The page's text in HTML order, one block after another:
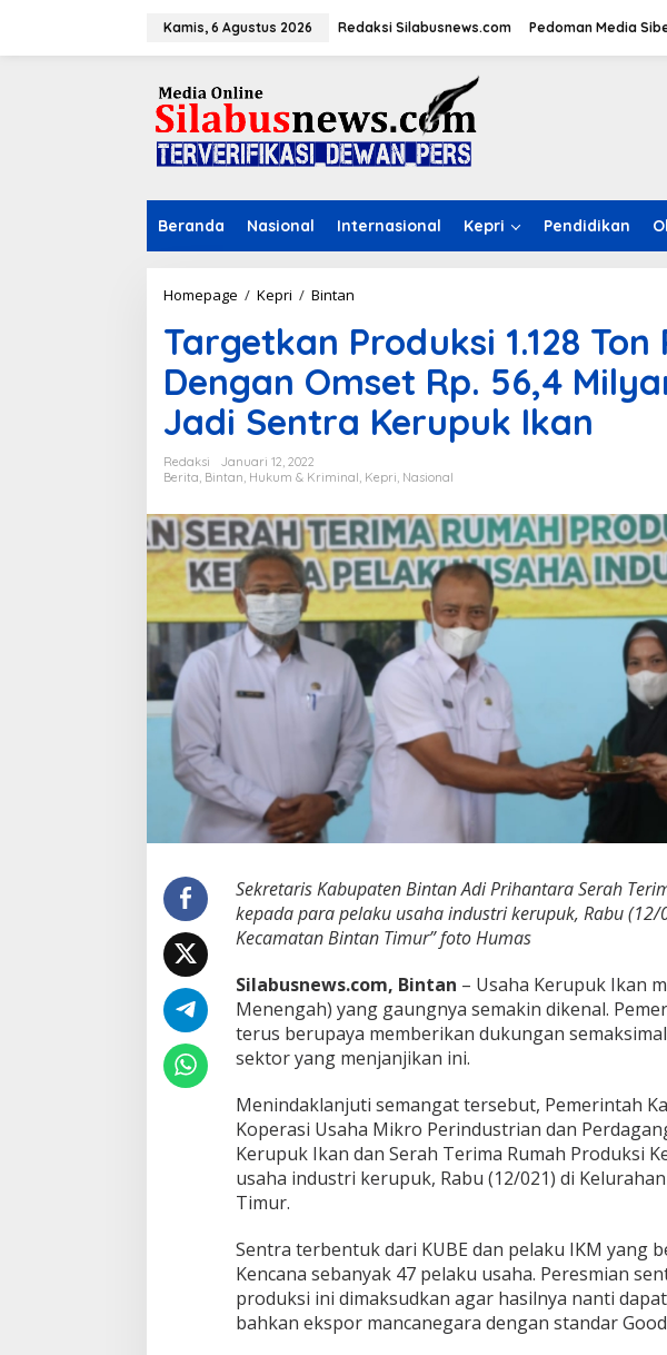
Kamis, 6 Agustus 2026 Redaksi Silabusnews.com Pedoman Media
Beranda Nasional Internasional Kepri Pendidikan
Homepage / Kepri / Bintan
r
g
e
t
k
a
P
o
d
u
k
s
i
1
1
2
8
T
o
n
P
h
u
n
n
g
a
n
m
s
e
t
R
6
,
4
M
i
Targetkan Produksi 1.128
Dengan Omset Rp. 56,4
Jadi Sentra Kerupuk Ikan
Redaksi
Januari 12, 2022
Berita, Bintan, Hukum & Kriminal, Kepri, Nasional
Sekretaris Kabupaten Bintan Adi Prihantara Serah
kepada para pelaku usaha industri kerupuk, Rabu (12/
Kecamatan Bintan Timur” foto Humas
Silabusnews.com, Bintan – Usaha Kerupuk Ikan
Menengah) yang gaungnya semakin dikenal.
terus berupaya memberikan dukungan
sektor yang menjanjikan ini.
Menindaklanjuti semangat tersebut, Pemerintah
Koperasi Usaha Mikro Perindustrian dan
Kerupuk Ikan dan Serah Terima Rumah Produksi
usaha industri kerupuk, Rabu (12/021) di
Timur.
Sentra terbentuk dari KUBE dan pelaku IKM yang
Kencana sebanyak 47 pelaku usaha. Peresmian
produksi ini dimaksudkan agar hasilnya nanti
bahkan ekspor mancanegara dengan standar